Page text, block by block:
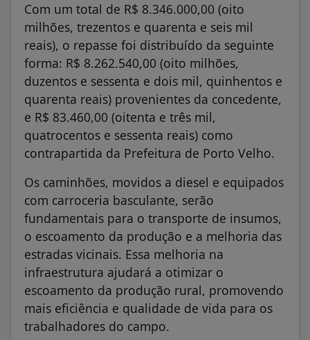
Com um total de R$ 8.346.000,00 (oito
milhões, trezentos e quarenta e seis mil
reais), o repasse foi distribuído da seguinte
forma: R$ 8.262.540,00 (oito milhões,
duzentos e sessenta e dois mil, quinhentos e
quarenta reais) provenientes da concedente,
e R$ 83.460,00 (oitenta e três mil,
quatrocentos e sessenta reais) como
contrapartida da Prefeitura de Porto Velho.
Os caminhões, movidos a diesel e equipados
com carroceria basculante, serão
fundamentais para o transporte de insumos,
o escoamento da produção e a melhoria das
estradas vicinais. Essa melhoria na
infraestrutura ajudará a otimizar o
escoamento da produção rural, promovendo
mais eficiência e qualidade de vida para os
trabalhadores do campo.